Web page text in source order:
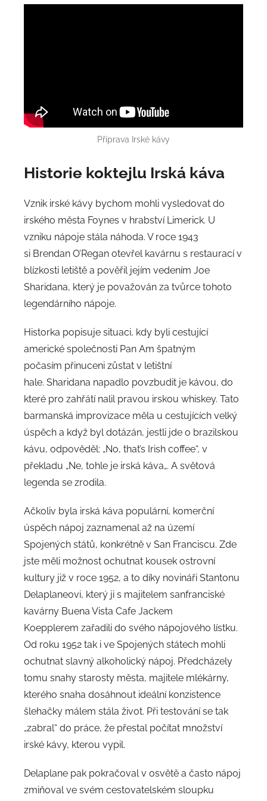
Příprava Irské kávy
Historie koktejlu Irská káva
Vznik irské kávy bychom mohli vysledovat do
irského města Foynes v hrabství Limerick. U
vzniku nápoje stála náhoda. V roce 1943
si Brendan O’Regan otevřel kavárnu s restaurací v
blízkosti letiště a pověřil jejím vedením Joe
Sharidana, který je považován za tvůrce tohoto
legendárního nápoje.
Historka popisuje situaci, kdy byli cestující
americké společnosti Pan Am špatným
počasím přinuceni zůstat v letištní
hale. Sharidana napadlo povzbudit je kávou, do
které pro zahřátí nalil pravou irskou whiskey. Tato
barmanská improvizace měla u cestujících velký
úspěch a když byl dotázán, jestli jde o brazilskou
kávu, odpověděl: „No, that’s Irish coffee“, v
překladu „Ne, tohle je irská káva„. A světová
legenda se zrodila.
Ačkoliv byla irská káva populární, komerční
úspěch nápoj zaznamenal až na území
Spojených států, konkrétně v San Franciscu. Zde
jste měli možnost ochutnat kousek ostrovní
kultury již v roce 1952, a to díky novináři Stantonu
Delaplaneovi, který ji s majitelem sanfranciské
kavárny Buena Vista Cafe Jackem
Koepplerem zařadili do svého nápojového lístku.
Od roku 1952 tak i ve Spojených státech mohli
ochutnat slavný alkoholický nápoj. Předcházely
tomu snahy starosty města, majitele mlékárny,
kterého snaha dosáhnout ideální konzistence
šlehačky málem stála život. Při testování se tak
„zabral“ do práce, že přestal počítat množství
irské kávy, kterou vypil.
Delaplane pak pokračoval v osvětě a často nápoj
zmiňoval ve svém cestovatelském sloupku